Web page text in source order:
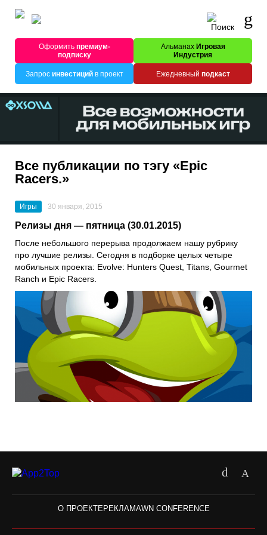
Оформитьпремиум-
подписку
Альманах Игровая
Индустрия
Запрос инвестицийв проект Ежедневный подкаст
Все публикации по тэгу «Epic
Racers.»
Игры 30 января, 2015
Релизы дня — пятница (30.01.2015)
После небольшого перерыва продолжаем нашу рубрику
про лучшие релизы. Сегодня в подборке целых четыре
мобильных проекта: Evolve: Hunters Quest, Titans, Gourmet
Ranch и Epic Racers.
О ПРОЕКТЕРЕКЛАМАWN CONFERENCE